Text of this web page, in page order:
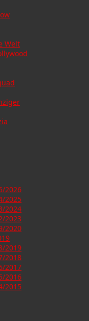
Welt
2026
2025
2024
2023
2020
2019
2018
2017
2016
2015